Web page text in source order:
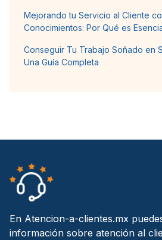
Mejorando tu Servicio al Cliente
Conocimientos: Por Qué es
Conseguir Tu Trabajo Soñado en
Una Guía Completa
En Atencion-a-clientes.mx
información sobre atención al